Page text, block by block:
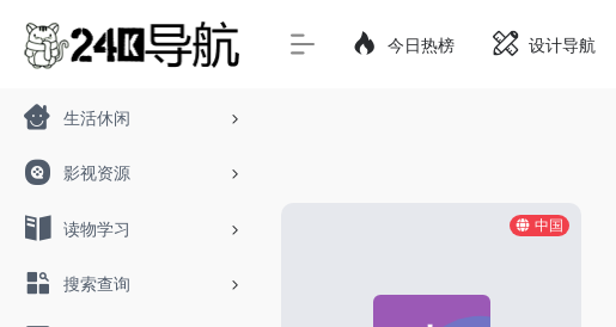
生活休闲
影视资源
读物学习
搜索查询
今日热榜 设计导航
中国